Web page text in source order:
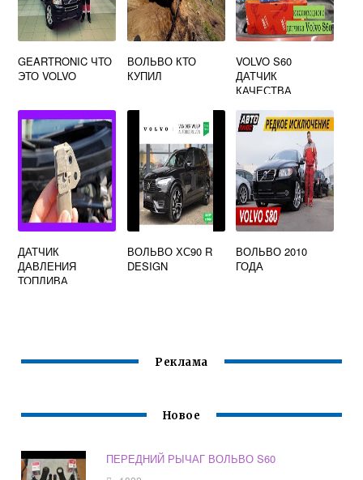
GEARTRONIC ЧТО
ЭТО VOLVO
ВОЛЬВО КТО
КУПИЛ
VOLVO S60
ДАТЧИК
КАЧЕСТВА
ДАТЧИК
ДАВЛЕНИЯ
ТОПЛИВА
ВОЛЬВО ХС90 R
DESIGN
ВОЛЬВО 2010
ГОДА
Реклама
Новое
ПЕРЕДНИЙ РЫЧАГ ВОЛЬВО S60